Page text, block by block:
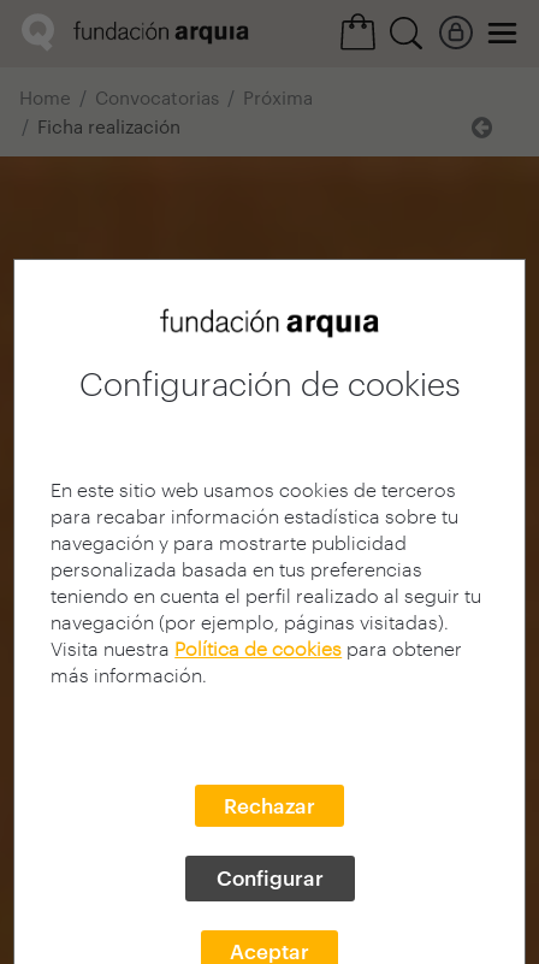
Configuración de cookies
En este sitio web usamos cookies de terceros
para recabar información estadística sobre tu
navegación y para mostrarte publicidad
personalizada basada en tus preferencias
teniendo en cuenta el perfil realizado al seguir tu
navegación (por ejemplo, páginas visitadas).
Visita nuestra Política de cookies para obtener
más información.
Rechazar
Configurar
Aceptar
Home Convocatorias
Próxima
Ficha realización